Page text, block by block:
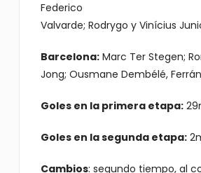
Federico
Valvarde; Rodrygo y Vinícius
Barcelona:Marc Ter Stegen;
Jong; Ousmane Dembélé,
Goles en la primera etapa:
Goles en la segunda etapa:
Cambios: segundo tiempo, al